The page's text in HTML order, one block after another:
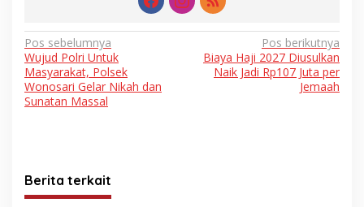
Navigasi
pos
Pos sebelumnya
Wujud Polri Untuk
Masyarakat, Polsek
Wonosari Gelar Nikah dan
Sunatan Massal
Pos berikutnya
Biaya Haji 2027 Diusulkan
Naik Jadi Rp107 Juta per
Jemaah
Berita terkait